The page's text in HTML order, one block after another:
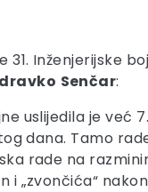
31. Inženjerijske
Senčar:
uslijedila je već
dana. Tamo
rade na
i „zvončića“